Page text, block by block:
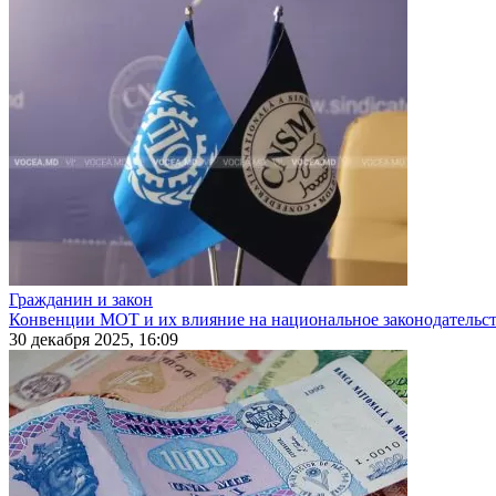
Гражданин и закон
Конвенции МОТ и их влияние на национальное
30 декабря 2025, 16:09